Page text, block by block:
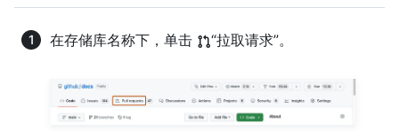
在存储库名称下，单击 “拉取请求”。